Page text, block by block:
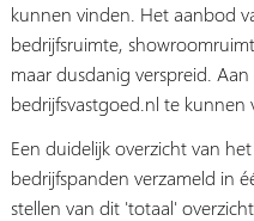
kunnen vinden. Het aanbod
bedrijfsruimte,
maar dusdanig verspreid.
bedrijfsvastgoed.nl te kunnen
Een duidelijk overzicht van
bedrijfspanden verzameld in
stellen van dit 'totaal'